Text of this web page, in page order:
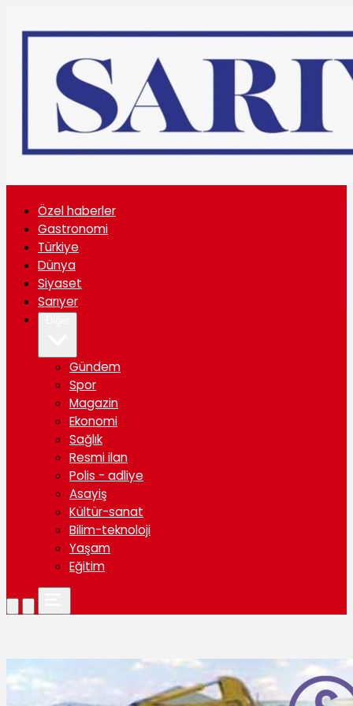
Özel haberler
Gastronomi
Türkiye
Dünya
Siyaset
Sarıyer
Gündem
Spor
Magazin
Ekonomi
Sağlık
Resmi ilan
Polis - adliye
Asayiş
Kültür-sanat
Bilim-teknoloji
Yaşam
Eğitim